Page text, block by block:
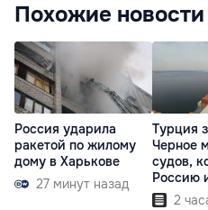
Похожие новости
Россия ударила
ракетой по жилому
дому в Харькове
27 минут назад
Турция
Черное
судов,
Россию
2